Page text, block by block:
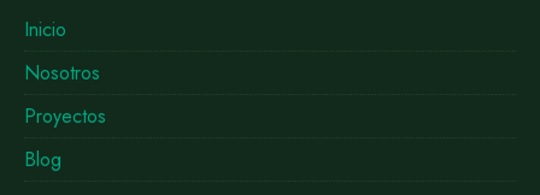
Inicio
Nosotros
Proyectos
Blog